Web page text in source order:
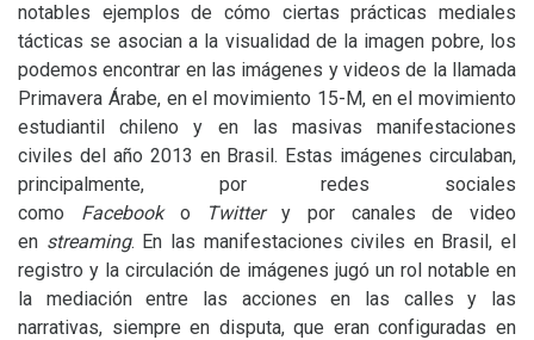
notables ejemplos de cómo ciertas prácticas mediales
tácticas se asocian a la visualidad de la imagen pobre, los
podemos encontrar en las imágenes y videos de la llamada
Primavera Árabe, en el movimiento 15-M, en el movimiento
estudiantil chileno y en las masivas manifestaciones
civiles del año 2013 en Brasil. Estas imágenes circulaban,
principalmente, por redes sociales
como Facebooko Twittery por canales de video
en streaming. En las manifestaciones civiles en Brasil, el
registro y la circulación de imágenes jugó un rol notable en
la mediación entre las acciones en las calles y las
narrativas, siempre en disputa, que eran configuradas en